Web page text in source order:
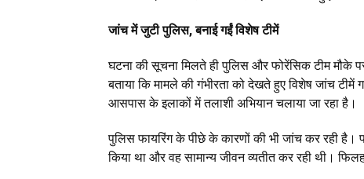
जांच में जुटी पुलिस, बनाई गईं विशेष टीमें
घटना की सूचना मिलते ही पुलिस और फोरेंसिक टीम मौके
बताया कि मामले की गंभीरता को देखते हुए विशेष जांच टीमें
आसपास के इलाकों में तलाशी अभियान चलाया जा रहा है।
पुलिस फायरिंग के पीछे के कारणों की भी जांच कर रही है।
किया था और वह सामान्य जीवन व्यतीत कर रही थी।